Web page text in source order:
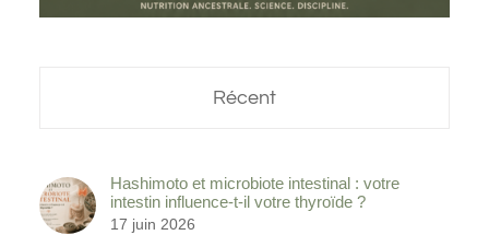
Récent
Hashimoto et microbiote intestinal : votre
intestin influence-t-il votre thyroïde ?
17 juin 2026